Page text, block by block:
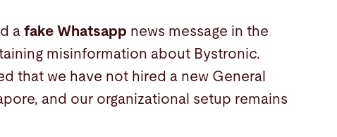
a fake Whatsapp news message in the
misinformation about Bystronic.
that we have not hired a new General
and our organizational setup remains